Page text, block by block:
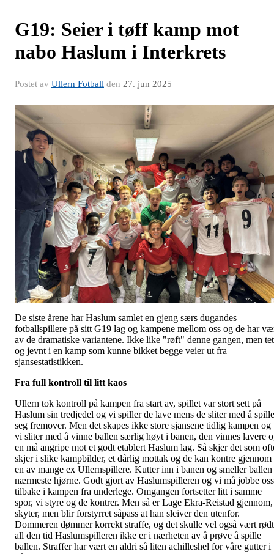
G19: Seier i tøff kamp mot
nabo Haslum i Interkrets
Postet av Ullern Fotball den 27. jun 2025
De siste årene har Haslum samlet en gjeng særs dugandes
fotballspillere på sitt G19 lag og kampene mellom oss og de har
av de dramatiske variantene. Ikke like "røft" denne gangen, men
og jevnt i en kamp som kunne bikket begge veier ut fra
sjansestatistikken.
Fra full kontroll til litt kaos
Ullern tok kontroll på kampen fra start av, spillet var stort sett på
Haslum sin tredjedel og vi spiller de lave mens de sliter med å spille
seg fremover. Men det skapes ikke store sjansene tidlig kampen og
vi sliter med å vinne ballen særlig høyt i banen, den vinnes lavere
en må angripe mot et godt etablert Haslum lag. Så skjer det som
skjer i slike kampbilder, et dårlig mottak og de kan kontre gjennom
en av mange ex Ullernspillere. Kutter inn i banen og smeller
nærmeste hjørne. Godt gjort av Haslumspilleren og vi må jobbe oss
tilbake i kampen fra underlege. Omgangen fortsetter litt i samme
spor, vi styre og de kontrer. Men så er Lage Ekra-Reistad gjennom,
skyter, men blir forstyrret såpass at han sleiver den utenfor.
Dommeren dømmer korrekt straffe, og det skulle vel også vært rødt
all den tid Haslumspilleren ikke er i nærheten av å prøve å spille
ballen. Straffer har vært en aldri så liten achilleshel for våre gutter i